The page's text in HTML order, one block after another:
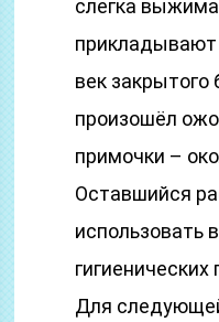
слегка
прикладывают
век закрытого
произошёл
примочки –
Оставшийся
использовать
Для